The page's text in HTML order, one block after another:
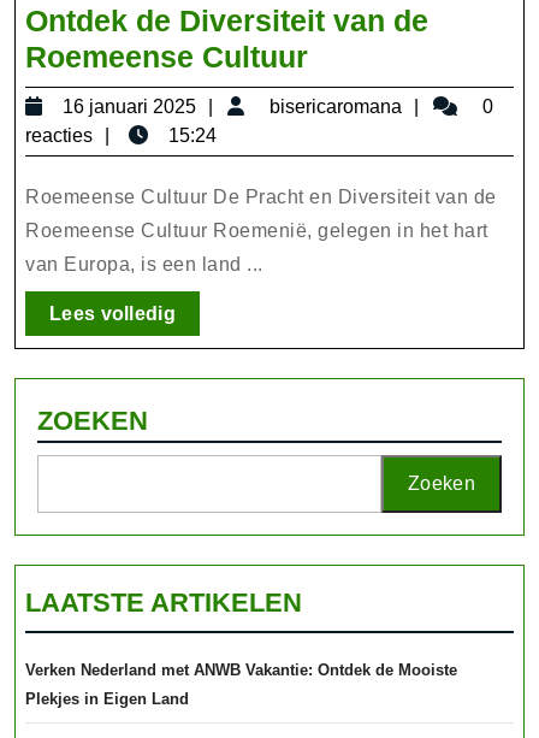
en
Ontdek de Diversiteit van de
Roemeense CultuurOntdek
de
Diversiteit
van
de
Roemeense
16 januari 2025
16
2025
bisericaromana
0
reacties
15:24
Roemeense Cultuur De Pracht en Diversiteit van de
Roemeense Cultuur Roemenië, gelegen in het hart
van Europa, is een land ...
Lees volledigLees
volledig
ZOEKEN
Zoeken
LAATSTE ARTIKELEN
Verken Nederland met ANWB Vakantie: Ontdek de Mooiste
Plekjes in Eigen Land